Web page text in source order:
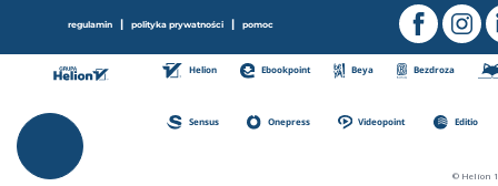
regulamin | polityka prywatności | pomoc
Helion Ebookpoint Beya Bezdroza
Sensus Onepress Videopoint Editio
© Helion